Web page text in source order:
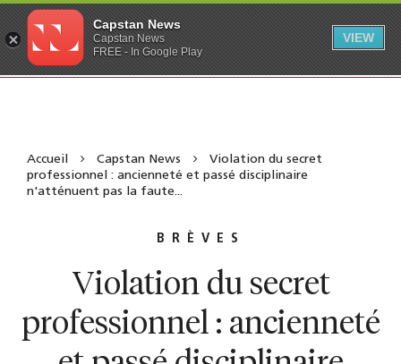
Accueil Capstan News
Violation du secret
professionnel : ancienneté et passé disciplinaire
n'atténuent pas la faute...
BRÈVES
Violation du secret
professionnel : ancienneté
Capstan News
Capstan News
FREE - In Google Play
VIEW